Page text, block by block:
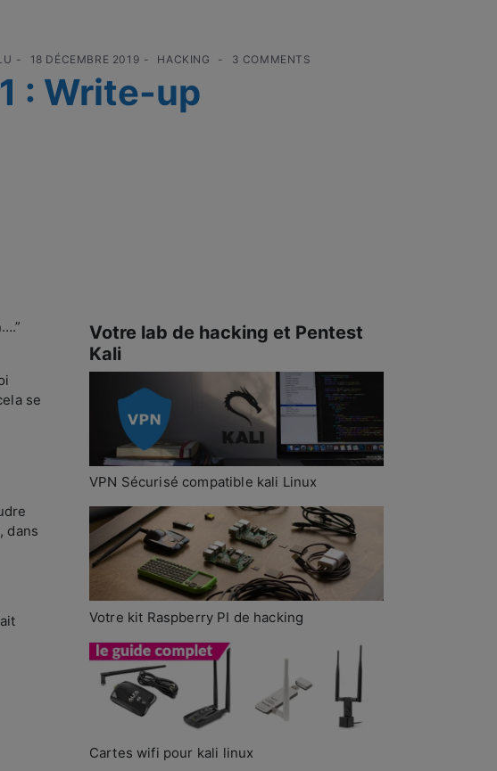
18 DÉCEMBRE 2019 HACKING 3 COMMENTS
: Write-up
se
dans
Votre lab de hacking et Pentest
Kali
VPN Sécurisé compatible kali Linux
Votre kit Raspberry PI de hacking
Cartes wifi pour kali linux